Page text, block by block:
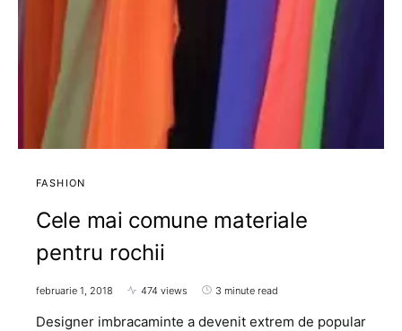
FASHION
Cele mai comune materiale
pentru rochii
februarie 1, 2018 474 views 3 minute read
Designer imbracaminte a devenit extrem de popular